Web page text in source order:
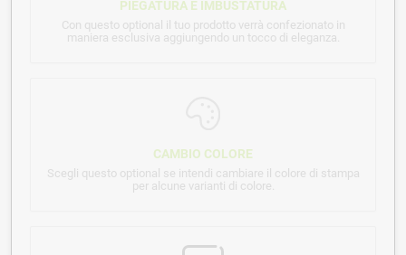
PIEGATURA E IMBUSTATURA
Con questo optional il tuo prodotto verrà confezionato in
maniera esclusiva aggiungendo un tocco di eleganza.
CAMBIO COLORE
Scegli questo optional se intendi cambiare il colore di stampa
per alcune varianti di colore.